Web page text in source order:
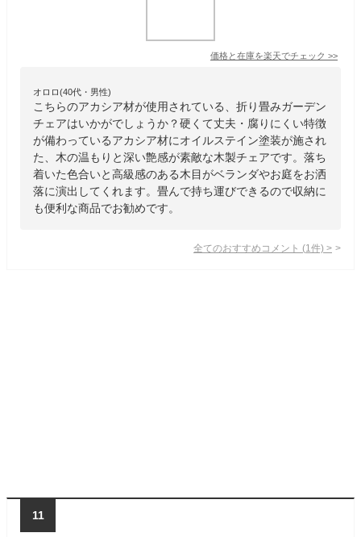
価格と在庫を楽天でチェック >>
オロロ(40代・男性)
こちらのアカシア材が使用されている、折り畳みガーデン
チェアはいかがでしょうか？硬くて丈夫・腐りにくい特徴
が備わっているアカシア材にオイルステイン塗装が施され
た、木の温もりと深い艶感が素敵な木製チェアです。落ち
着いた色合いと高級感のある木目がベランダやお庭をお洒
落に演出してくれます。畳んで持ち運びできるので収納に
も便利な商品でお勧めです。
全てのおすすめコメント (1 件) >
11